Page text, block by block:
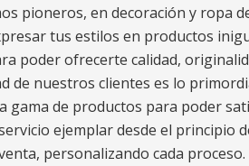
pioneros, en decoración y ropa
tus estilos en productos
poder ofrecerte calidad,
de nuestros clientes es lo
gama de productos para poder
ejemplar desde el principio
personalizando cada proceso.